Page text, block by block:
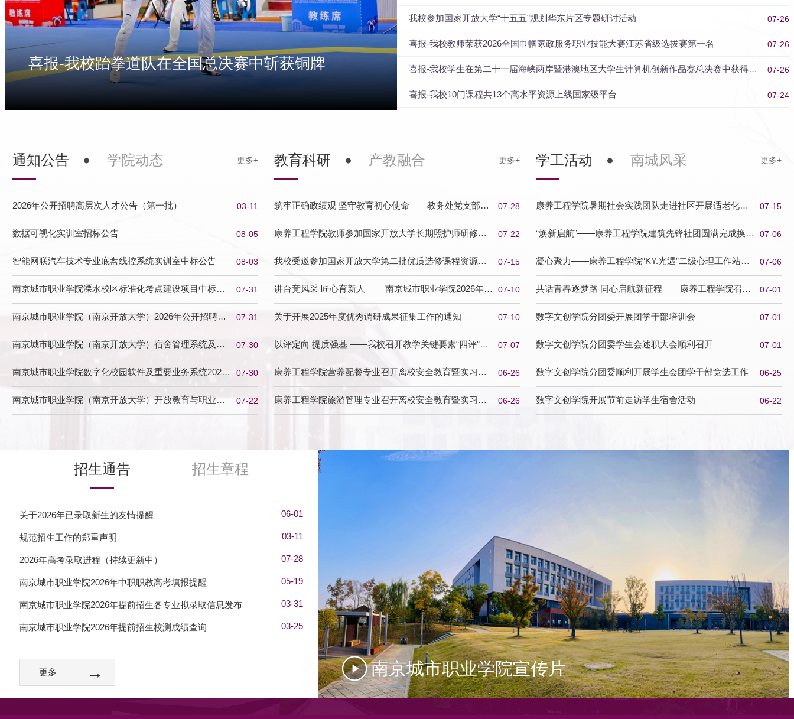
喜报-我校案例获评2026年度职业院校产教融合校企合作优秀典型案例 喜报-我校健儿在2026年全国高校健身气功锦标赛中荣获佳绩
我校参加国家开放大学“十五五”规划华东片区专题研讨活动 07-26
喜报-我校教师荣获2026全国巾帼家政服务职业技能大赛江苏省级选拔赛第一名 07-26
喜报-我校学生在第二十一届海峡两岸暨港澳地区大学生计算机创新作品赛总决赛中获得佳
07-26
喜报-我校10门课程共13个高水平资源上线国家级平台 07-24
通知公告 学院动态
2026年公开招聘高层次人才公告（第一批） 03-11
数据可视化实训室招标公告 08-05
智能网联汽车技术专业底盘线控系统实训室中标公告 08-03
南京城市职业学院溧水校区标准化考点建设项目中标公
告
07-31
南京城市职业学院（南京开放大学）2026年公开招聘高
层次人才（第...
07-31
南京城市职业学院（南京开放大学）宿舍管理系统及人
脸识别设备维...
07-30
南京城市职业学院数字化校园软件及重要业务系统2026-
2027维保服...
07-30
南京城市职业学院（南京开放大学）开放教育与职业教
育融合型专业...
07-22
教育科研 产教融合
筑牢正确政绩观 坚守教育初心使命——教务处党支部开
展专题主题党...
07-28
康养工程学院教师参加国家开放大学长期照护师研修暨
师资培训并获...
07-22
我校受邀参加国家开放大学第二批优质选修课程资源建
设交流活动
07-15
讲台竞风采 匠心育新人 ——南京城市职业学院2026年青
年教师教学竞...
07-10
关于开展2025年度优秀调研成果征集工作的通知 07-10
以评定向 提质强基 ——我校召开教学关键要素“四评”工
作专题会
07-07
康养工程学院营养配餐专业召开离校安全教育暨实习毕
业设计宣讲会
06-26
康养工程学院旅游管理专业召开离校安全教育暨实习毕
业设计宣讲会
06-26
学工活动 南城风采
康养工程学院暑期社会实践团队走进社区开展适老化改
造调研
07-15
“焕新启航”——康养工程学院建筑先锋社团圆满完成换届
工作
07-06
凝心聚力——康养工程学院“KY.光遇”二级心理工作站圆
满完成换届...
07-06
共话青春逐梦路 同心启航新征程——康养工程学院召开
2026届毕业生...
07-01
数字文创学院分团委开展团学干部培训会 07-01
数字文创学院分团委学生会述职大会顺利召开 07-01
数字文创学院分团委顺利开展学生会团学干部竞选工作 06-25
数字文创学院开展节前走访学生宿舍活动 06-22
招生通告 招生章程
关于2026年已录取新生的友情提醒 06-01
规范招生工作的郑重声明 03-11
2026年高考录取进程（持续更新中） 07-28
南京城市职业学院2026年中职职教高考填报提醒 05-19
南京城市职业学院2026年提前招生各专业拟录取信息发布 03-31
南京城市职业学院2026年提前招生校测成绩查询 03-25
南京城市职业学院宣传片